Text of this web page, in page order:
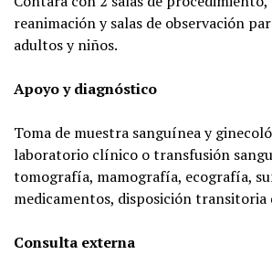
reanimación y salas de observación
adultos y niños.
Apoyo y diagnóstico
Toma de muestra sanguínea y
laboratorio clínico o transfusión
tomografía, mamografía, ecografía,
medicamentos, disposición transitoria
Consulta externa